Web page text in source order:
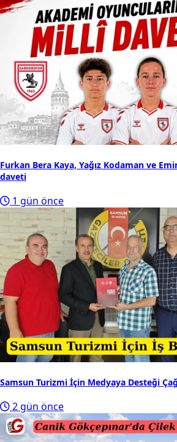
Furkan Bera Kaya, Yağız Kodaman ve
daveti
1 gün önce
Samsun Turizmi İçin Medyaya Desteği
2 gün önce